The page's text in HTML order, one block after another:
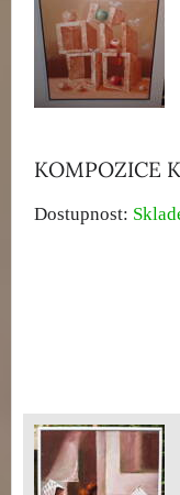
KOMPOZICE
Dostupnost: